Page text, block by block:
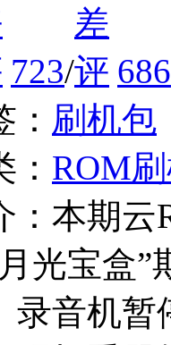
723/ 686
刷机包
ROM
本期云
光宝盒
录音机暂